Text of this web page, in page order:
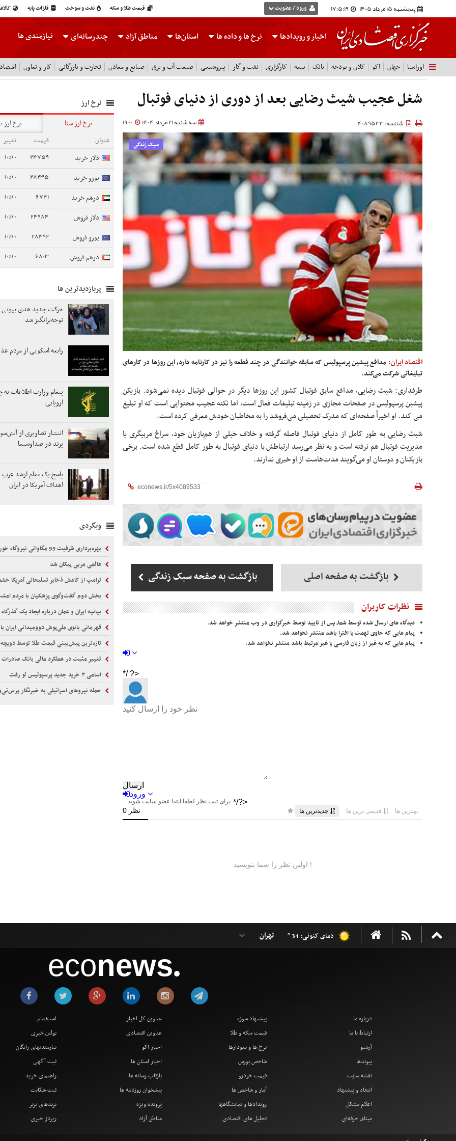
قیمت طلا و سکه نفت و سوخت فلزات پایه پنجشنبه 15 مرداد 1405 17:5:19 ورود / عضویت
اخبار و رویدادها نرخ هاو داده ها استان‌ها مناطق آزاد چندرسانه‌ای نیازمندی ها
اوراسیا جهان اکو کلان و بودجه بانک بیمه کارگزاری نفت و گاز پتروشیمی صنعت آب و برق صنایع و معادن تجارت و بازرگانی کار و تعاون
شغل عجیب شیث رضایی بعد از دوری از دنیای فوتبال
سه شنبه 21 مرداد 1404 19:00 شناسه: 4089533
سبک زندگی
اقتصاد ایران: مدافع پیشین پرسپولیس که سابقه خوانندگی در چند قطعه را نیز در کارنامه دارد، این روزها در کارهای
تبلیغاتی شرکت می‌کند.
طرفداری: شیث رضایی، مدافع سابق فوتبال کشور این روزها دیگر در حوالی فوتبال دیده نمی‌شود. بازیکن
پیشین پرسپولیس در صفحات مجازی در زمینه تبلیغات فعال است، اما نکته عجیب محتوایی است که او تبلیغ
می کند. او اخیراً صفحه‌ای که مدرک تحصیلی می‌فروشد را به مخاطبان خودش معرفی کرده است.
شیث رضایی به طور کامل از دنیای فوتبال فاصله گرفته و خلاف خیلی از هم‌بازیان خود، سراغ مربیگری یا
مدیریت فوتبال هم نرفته است و به نظر می‌رسد ارتباطش با دنیای فوتبال به طور کامل قطع شده است. برخی
بازیکنان و دوستان او می‌گویند مدت‌هاست از او خبری ندارند.
بازگشت به صفحه اصلی بازگشت به صفحه سبک زندگی
نظرات کاربران
دیدگاه های ارسال شده توسط شما، پس از تایید توسط خبرگزاری در وب منتشر خواهد شد.
پیام هایی که حاوی تهمت یا افترا باشد منتشر نخواهد شد.
پیام هایی که به غیر از زبان فارسی یا غیر مرتبط باشد منتشر نخواهد شد.
نرخ ارز
نرخ ارز سنا
نرخ ارز
عنوان
قیمت
تغییر
دلار خرید
24759
0 (0%)
یورو خرید 28235
0 (0%)
درهم خرید 6741
0 (0%)
دلار فروش 24984
0 (0%)
یورو فروش 28492
0 (0%)
درهم فروش 6803
0 (0%)
پربازدیدترین ها
حرکت جدید هدی بیوتی
توجه‌برانگیز شد
رابعه اسکویی از مردم
پیغام وزارت اطلاعات
اروپایی
انتشار تصاویری از
پرند در صداوسیما
پاسخ یک مقام ارشد عرب
اهداف آمریکا در ایران
وبگردی
بهره‌برداری ظرفیت 95 مگاواتی نیروگاه خورشیدی شمس‌آباد در آینده نزدیک
عالمی مربی پیکان شد
ترامپ از کاهش ذخایر تسلیحاتی آمریکا
بخش دوم گفت‌وگوی پزشکیان با مردم امشب
بیانیه ایران و عمان درباره ایجاد یک گذرگاه موقت در تنگه هرمز چه
قهرمانی بانوی ملی‌پوش دوومیدانی ایران با
تازه‌ترین پیش‌بینی قیمت طلا توسط دویچه‌ بانک | مقصد بعدی ۴۷۰۰ دلار است؟ | عواملی که مسیر
تغییر مثبت در عملکرد مالی بانک صادرات / درآمد عملیاتی 80
اسامی ۳ خرید جدید پرسپولیس لو رفت
حمله نیروهای اسرائیلی به خبرنگار
دمای کنونی: 34 °
econews●
درباره ما
ارتباط با ما
آرشیو
پیوندها
نقشه سایت
انتقاد و پیشنهاد
اعلام مشکل
میثاق حرفه‌ای
پیشنهاد سوژه
قیمت سکه و طلا
نرخ ها و نمودارها
شاخص بورس
قیمت خودرو
آمار و شاخص ها
رویدادها و نمایشگاهها
تحلیل های اقتصادی
عناوین کل اخبار
عناوین اقتصادی
اخبار اکو
اخبار استان ها
بازتاب رسانه ها
پیشخوان روزنامه ها
پرونده ویژه
مناطق آزاد
استخدام
بولتن خبری
نیازمندیهای رایگان
ثبت آگهی
راهنمای خرید
ثبت شکایت
برندهای برتر
رپرتاژ خبری